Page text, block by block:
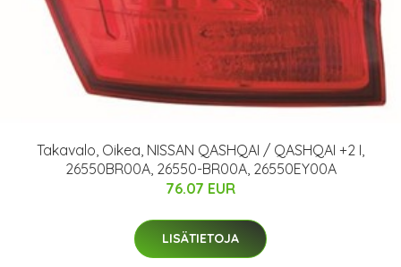
Takavalo, Oikea, NISSAN QASHQAI / QASHQAI +2 I,
26550BR00A, 26550-BR00A, 26550EY00A
76.07 EUR
LISÄTIETOJA